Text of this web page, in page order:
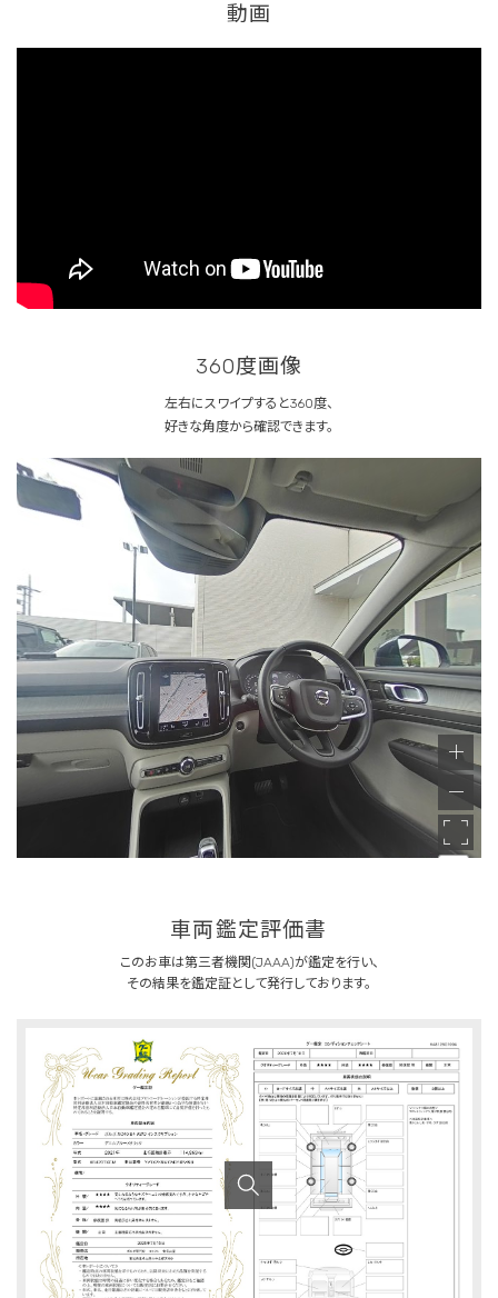
動画
360度画像
左右にスワイプすると360度、
好きな角度から確認できます。
車両鑑定評価書
このお車は第三者機関(JAAA)が鑑定を行い、
その結果を鑑定証として発行しております。